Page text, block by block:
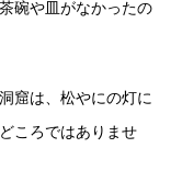
碗や皿がなかったの
窟は、松やにの灯に
ころではありませ